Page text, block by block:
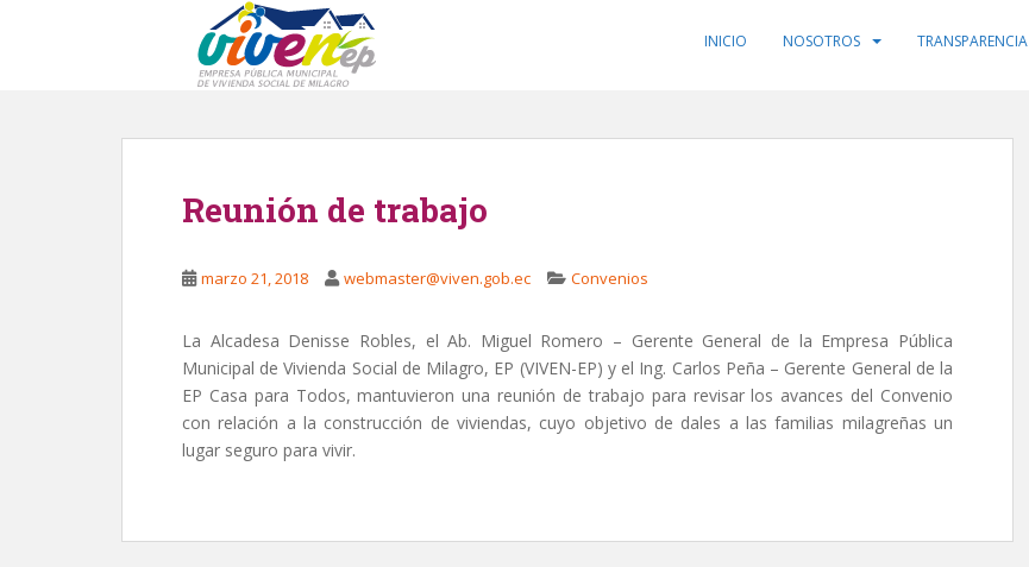
INICIO NOSOTROS TRANSPARENCIA
Reunión de trabajo
marzo 21, 2018 webmaster@viven.gob.ec Convenios
La Alcadesa Denisse Robles, el Ab. Miguel Romero – Gerente General de la Empresa Pública
Municipal de Vivienda Social de Milagro, EP (VIVEN-EP) y el Ing. Carlos Peña – Gerente General de la
EP Casa para Todos, mantuvieron una reunión de trabajo para revisar los avances del Convenio
con relación a la construcción de viviendas, cuyo objetivo de dales a las familias milagreñas un
lugar seguro para vivir.